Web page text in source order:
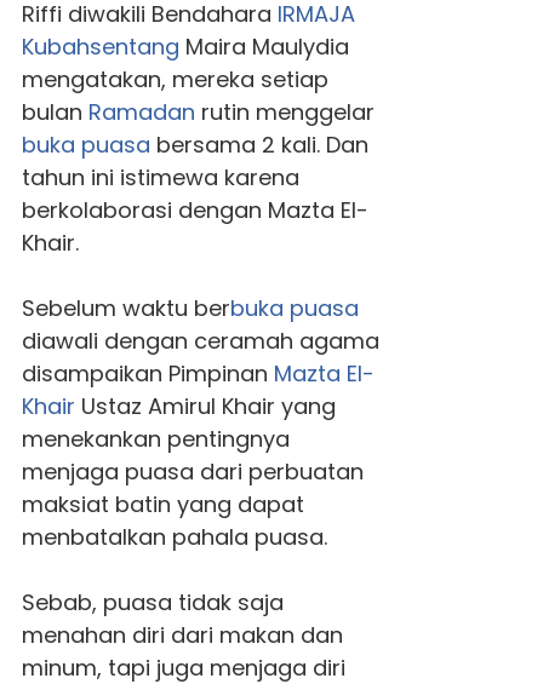
Riffi diwakili Bendahara IRMAJA
Kubahsentang Maira Maulydia
mengatakan, mereka setiap
bulan Ramadan rutin menggelar
buka puasa bersama 2 kali. Dan
tahun ini istimewa karena
berkolaborasi dengan Mazta El-
Khair.
Sebelum waktu berbuka puasa
diawali dengan ceramah agama
disampaikan Pimpinan Mazta El-
Khair Ustaz Amirul Khair yang
menekankan pentingnya
menjaga puasa dari perbuatan
maksiat batin yang dapat
menbatalkan pahala puasa.
Sebab, puasa tidak saja
menahan diri dari makan dan
minum, tapi juga menjaga diri